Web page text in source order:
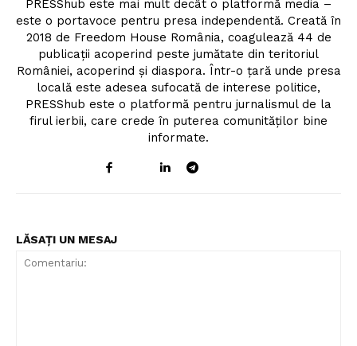
PRESShub este mai mult decât o platformă media –
este o portavoce pentru presa independentă. Creată în
2018 de Freedom House România, coagulează 44 de
publicații acoperind peste jumătate din teritoriul
României, acoperind și diaspora. Într-o țară unde presa
locală este adesea sufocată de interese politice,
PRESShub este o platformă pentru jurnalismul de la
firul ierbii, care crede în puterea comunităților bine
informate.
LĂSAȚI UN MESAJ